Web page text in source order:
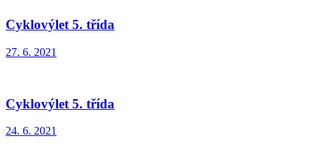
Cyklovýlet 5. třída
27. 6. 2021
Cyklovýlet 5. třída
24. 6. 2021